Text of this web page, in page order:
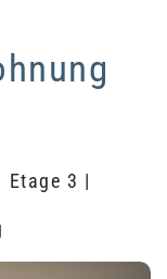
Etage 3 |